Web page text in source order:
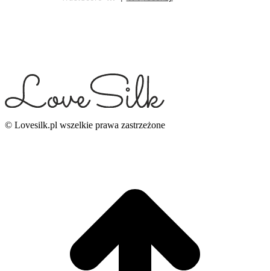
© Lovesilk.pl wszelkie prawa zastrzeżone